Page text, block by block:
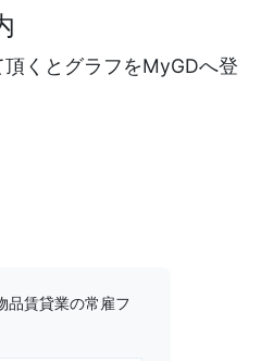
くとグラフをMyGDへ登
品賃貸業の常雇フ